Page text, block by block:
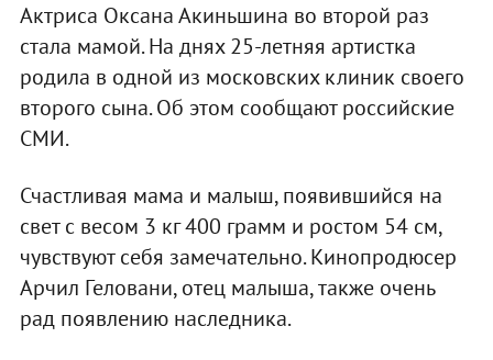
Актриса Оксана Акиньшина во второй раз
стала мамой. На днях 25-летняя артистка
родила в одной из московских клиник своего
второго сына. Об этом сообщают российские
СМИ.
Счастливая мама и малыш, появившийся на
свет с весом 3 кг 400 грамм и ростом 54 см,
чувствуют себя замечательно. Кинопродюсер
Арчил Геловани, отец малыша, также очень
рад появлению наследника.